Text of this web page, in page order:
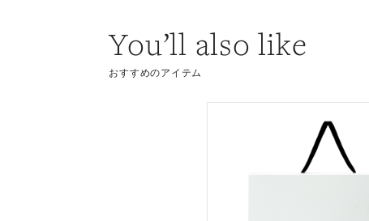
You’ll also like
おすすめのアイテム